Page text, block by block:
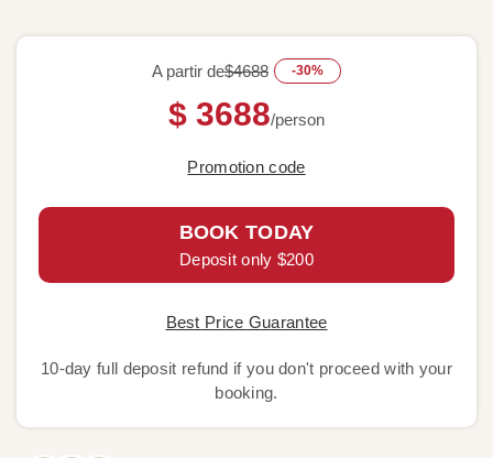
A partir de$4688 -30%
$ 3688/person
Promotion code
BOOK TODAY
Deposit only $200
Best Price Guarantee
10-day full deposit refund if you don't proceed with your
booking.